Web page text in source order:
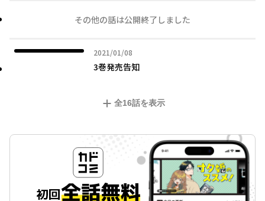
その他の話は公開終了しました
2021/01/08
2021年01月08日
3巻発売告知
全16話を表示